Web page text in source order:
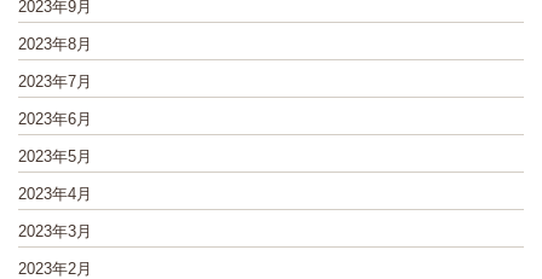
2023年9月
2023年8月
2023年7月
2023年6月
2023年5月
2023年4月
2023年3月
2023年2月